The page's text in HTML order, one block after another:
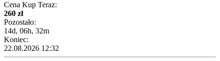
Cena Kup Teraz:
260 zł
Pozostało:
14d, 06h, 32m
Koniec:
22.08.2026 12:32